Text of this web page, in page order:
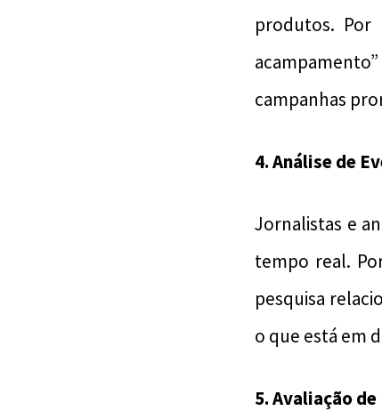
produtos. Por
campanhas
4.Análise de
Jornalistas e
tempo real.
pesquisa
o que está em
5.Avaliação